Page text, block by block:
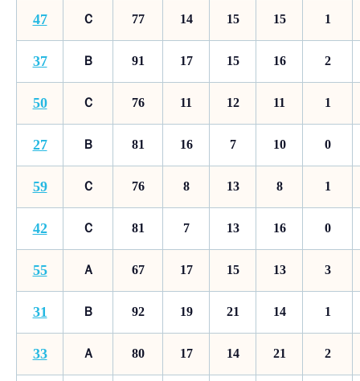
47 Ｃ 77 14 15 15 1
37 Ｂ 91 17 15 16 2
50 Ｃ 76 11 12 11 1
27 Ｂ 81 16 7 10 0
59 Ｃ 76 8 13 8 1
42 Ｃ 81 7 13 16 0
55 Ａ 67 17 15 13 3
31 Ｂ 92 19 21 14 1
33 Ａ 80 17 14 21 2